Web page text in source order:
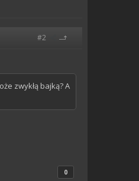
#2
zwykłą bajką? A
0